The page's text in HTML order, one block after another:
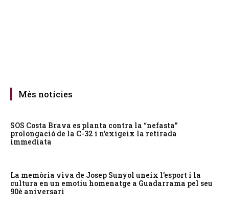
Més notícies
SOS Costa Brava es planta contra la “nefasta”
prolongació de la C-32 i n’exigeix la retirada
immediata
La memòria viva de Josep Sunyol uneix l’esport i la
cultura en un emotiu homenatge a Guadarrama pel seu
90è aniversari